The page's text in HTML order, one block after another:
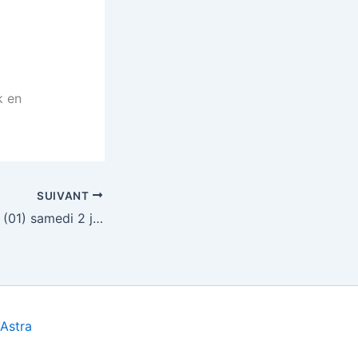
en
SUIVANT
Loto Saint Vulbas (01) samedi 2 juin 2012